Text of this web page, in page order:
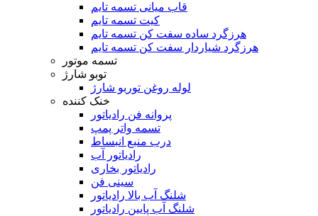
قاب میانی تسمه تایم
کیت تسمه تایم
هرزگرد ساده سفت کن تسمه تایم
هرزگرد شیاردار سفت کن تسمه تایم
تسمه موتور
توبو شارژ
لوله روغن توربو شارژ
خنک کننده
پروانه فن رادیاتور
تسمه واتر پمپ
درب منبع انبساط
رادیاتور آب
رادیاتور بخاری
سینی فن
شلنگ آب بالا رادیاتور
شلنگ آب پایین رادیاتور